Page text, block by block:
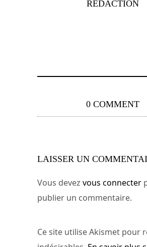
RÉDACTION
0 COMMENT
LAISSER UN
Vous devez vous connecter
publier un commentaire.
Ce site utilise Akismet pour